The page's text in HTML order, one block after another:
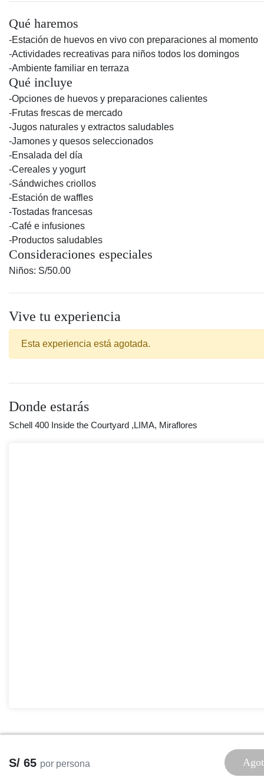
Qué haremos
-Estación de huevos en vivo con preparaciones al momento
-Actividades recreativas para niños todos los domingos
-Ambiente familiar en terraza
Qué incluye
-Opciones de huevos y preparaciones calientes
-Frutas frescas de mercado
-Jugos naturales y extractos saludables
-Jamones y quesos seleccionados
-Ensalada del día
-Cereales y yogurt
-Sándwiches criollos
-Estación de waffles
-Tostadas francesas
-Café e infusiones
-Productos saludables
Consideraciones especiales
Niños: S/50.00
Vive tu experiencia
Esta experiencia está agotada.
Donde estarás
Schell 400 Inside the Courtyard ,LIMA, Miraflores
S/ 65 por persona